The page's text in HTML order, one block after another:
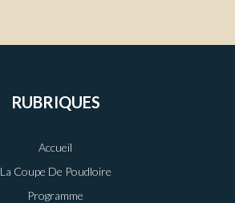
RUBRIQUES
Accueil
La Coupe De Poudloire
Programme